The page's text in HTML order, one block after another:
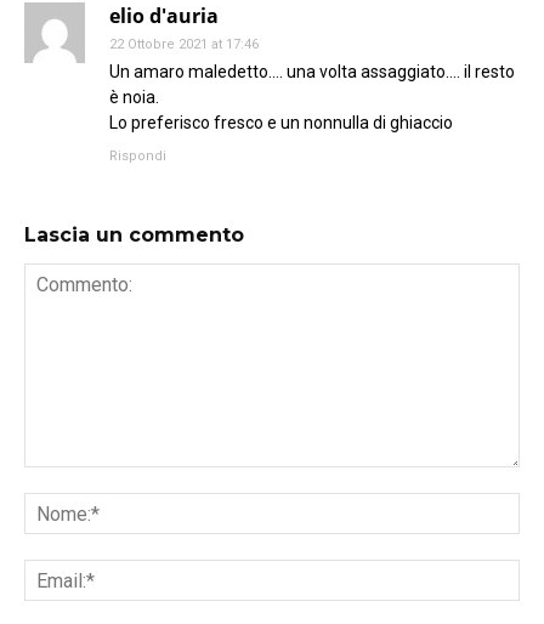
elio d'auria
22 Ottobre 2021 at 17:46
Un amaro maledetto…. una volta assaggiato…. il resto
è noia.
Lo preferisco fresco e un nonnulla di ghiaccio
Rispondi
Lascia un commento